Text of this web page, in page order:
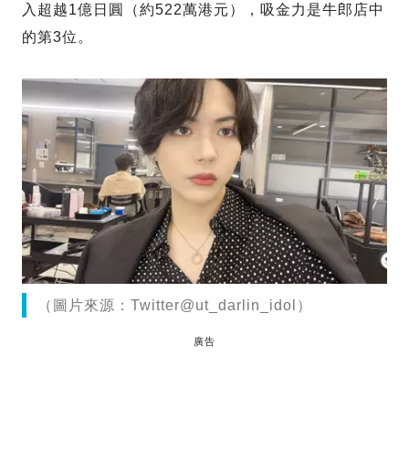
入超越1億日圓（約522萬港元），吸金力是牛郎店中
的第3位。
（圖片來源：Twitter@ut_darlin_idol）
廣告